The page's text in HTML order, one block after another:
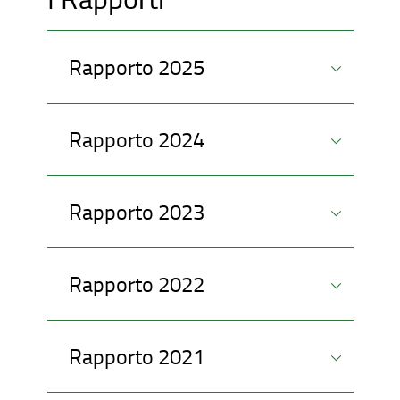
Rapporto 2025
Rapporto 2024
Rapporto 2023
Rapporto 2022
Rapporto 2021